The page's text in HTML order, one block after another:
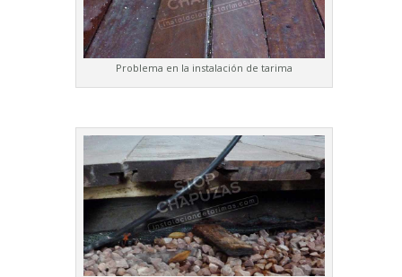
Problema en la instalación de tarima